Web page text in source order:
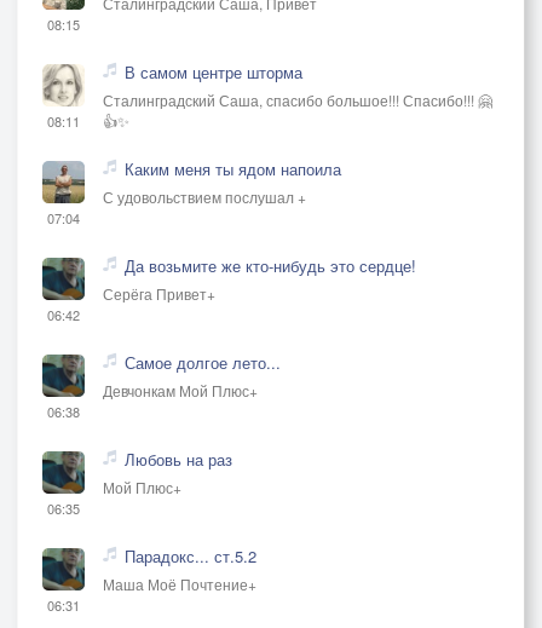
08:15
08:11
В самом центре шторма
Сталинградский Саша, спасибо большое!!! Спасибо!!! 🤗
👍✨
07:04
Каким меня ты ядом напоила
С удовольствием послушал +
06:42
Да возьмите же кто-нибудь это сердце!
Серёга Привет+
06:38
Самое долгое лето...
Девчонкам Мой Плюс+
06:35
Любовь на раз
Мой Плюс+
06:31
Парадокс... ст.5.2
Маша Моё Почтение+